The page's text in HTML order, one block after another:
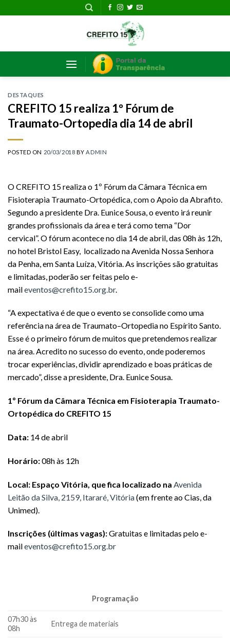
DESTAQUES
CREFITO 15 realiza 1º Fórum de
Traumato-Ortopedia dia 14 de abril
POSTED ON 20/03/2018 BY ADMIN
O CREFITO 15 realiza o 1º Fórum da Câmara Técnica em
Fisioterapia Traumato-Ortopédica, com o Apoio da Abrafito.
Segundo a presidente Dra. Eunice Sousa, o evento irá reunir
grandes profissionais da área e terá como tema “Dor
cervical”. O fórum acontece no dia 14 de abril, das 08h às 12h,
no hotel Bristol Easy, localizado na Avenida Nossa Senhora
da Penha, em Santa Luíza, Vitória. As inscrições são gratuitas
e limitadas, poderão ser feitas pelo e-
maileventos@crefito15.org.br.
“A expectativa é de que o evento se consolide como uma
referência na área de Traumato–Ortopedia no Espírito Santo.
Esse é o primeiro fórum de muitos que pretendemos realizar
na área. Acredito no sucesso do evento, onde poderemos
trocar experiências, dividir aprendizado e boas práticas de
mercado”, disse a presidente, Dra. Eunice Sousa.
1º Fórum da Câmara Técnica em Fisioterapia Traumato-
Ortopédica do CREFITO 15
Data: 14 de abril
Horário:08h às 12h
Local: Espaço Vitória, que fica localizado na Avenida
Leitão da Silva, 2159, Itararé, Vitória(em frente ao Cias, da
Unimed).
Inscrições (últimas vagas):Gratuitas e limitadas pelo e-
maileventos@crefito15.org.br
Programação
07h30 às
08h
Entrega de materiais